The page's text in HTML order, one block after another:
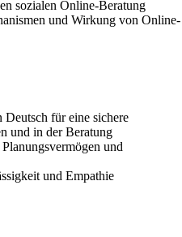
sozialen Online-Beratung
und Wirkung von Online-
Deutsch für eine sichere
und in der Beratung
und
und Empathie